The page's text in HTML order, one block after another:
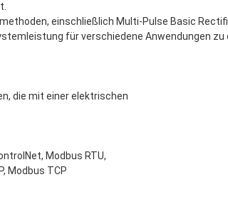
einschließlich Multi-Pulse Basic
für verschiedene Anwendungen zu
die mit einer elektrischen
Modbus RTU,
Modbus TCP